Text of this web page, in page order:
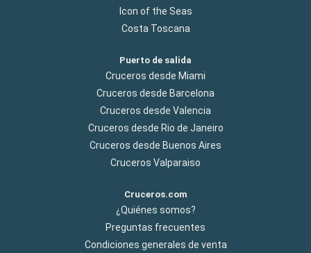
Icon of the Seas
Costa Toscana
Puerto de salida
Cruceros desde Miami
Cruceros desde Barcelona
Cruceros desde Valencia
Cruceros desde Rio de Janeiro
Cruceros desde Buenos Aires
Cruceros Valparaiso
Cruceros.com
¿Quiénes somos?
Preguntas frecuentes
Condiciones generales de venta